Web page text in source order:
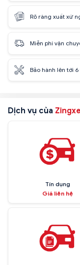
Rõ ràng xuất xứ
Miễn phí vận
Bảo hành lên tới
Dịch vụ của Zingxe
Tín dụng
Giá liên hệ